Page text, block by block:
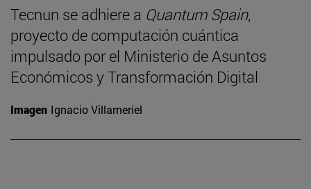
Tecnun se adhiere a Quantum Spain,
proyecto de computación cuántica
impulsado por el Ministerio de Asuntos
Económicos y Transformación Digital
Imagen Ignacio Villameriel